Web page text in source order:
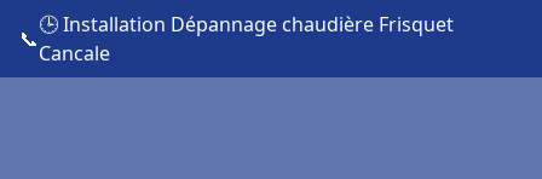
📞
🕒 Installation Dépannage chaudière Frisquet
Cancale